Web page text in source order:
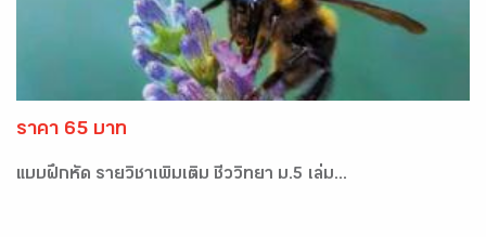
ราคา 65 บาท
แบบฝึกหัด รายวิชาเพิ่มเติม ชีววิทยา ม.5 เล่ม...